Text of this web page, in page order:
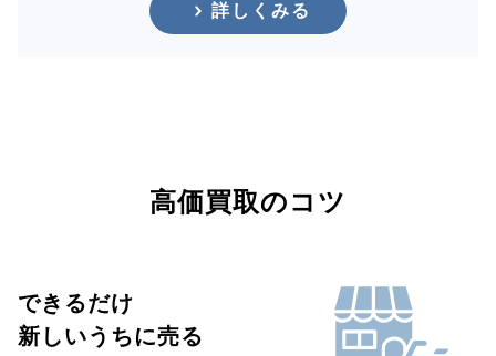
詳しくみる
高価買取のコツ
できるだけ
新しいうちに売る